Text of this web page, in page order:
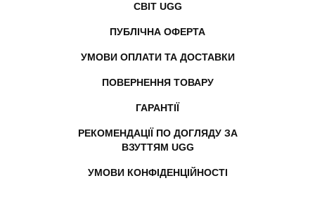
СВІТ UGG
ПУБЛІЧНА ОФЕРТА
УМОВИ ОПЛАТИ ТА ДОСТАВКИ
ПОВЕРНЕННЯ ТОВАРУ
ГАРАНТІЇ
РЕКОМЕНДАЦІЇ ПО ДОГЛЯДУ ЗА
ВЗУТТЯМ UGG
УМОВИ КОНФІДЕНЦІЙНОСТІ